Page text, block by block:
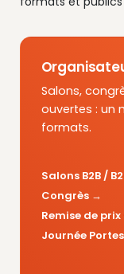
Salons,
ouvertes : un
formats.
Salons B2B /
Congrès
Remise de
Journée